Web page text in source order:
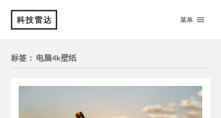
科技雷达 菜单
标签： 电脑4k壁纸